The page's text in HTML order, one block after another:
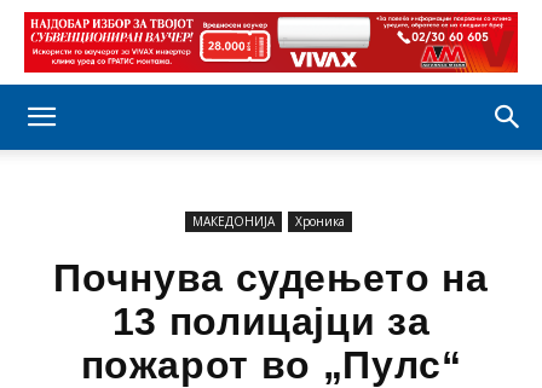
МАКЕДОНИЈА Хроника
Почнува судењето на
13 полицајци за
пожарот во „Пулс“